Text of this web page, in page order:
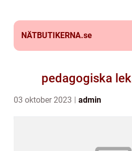
NÄTBUTIKERNA.se
pedagogiska
03 oktober 2023 admin